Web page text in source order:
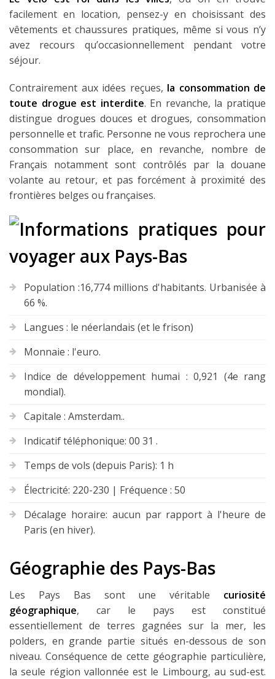
facilement en location, pensez-y en choisissant des
vêtements et chaussures pratiques, même si vous n’y
avez recours qu’occasionnellement pendant votre
séjour.
Contrairement aux idées reçues, la consommation de
toute drogue est interdite. En revanche, la pratique
distingue drogues douces et drogues, consommation
personnelle et trafic. Personne ne vous reprochera une
consommation sur place, en revanche, nombre de
Français notamment sont contrôlés par la douane
volante au retour, et pas forcément à proximité des
frontières belges ou françaises.
Population :16,774 millions d'habitants. Urbanisée à
66 %.
Langues : le néerlandais (et le frison)
Monnaie : l'euro.
Indice de développement humai : 0,921 (4e rang
mondial).
Capitale : Amsterdam..
Indicatif téléphonique: 00 31 .
Temps de vols (depuis Paris): 1 h
Électricité: 220-230 | Fréquence : 50
Décalage horaire: aucun par rapport à l'heure de
Paris (en hiver).
Géographie des Pays-Bas
Les Pays Bas sont une véritable curiosité
géographique, car le pays est constitué
essentiellement de terres gagnées sur la mer, les
polders, en grande partie situés en-dessous de son
niveau. Conséquence de cette géographie particulière,
la seule région vallonnée est le Limbourg, au sud-est.